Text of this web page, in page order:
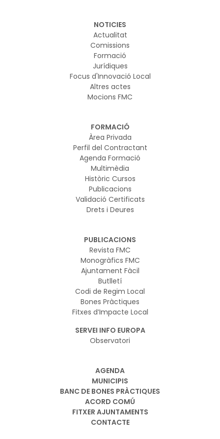
NOTICIES
Actualitat
Comissions
Formació
Jurídiques
Focus d'Innovació Local
Altres actes
Mocions FMC
FORMACIÓ
Àrea Privada
Perfil del Contractant
Agenda Formació
Multimèdia
Històric Cursos
Publicacions
Validació Certificats
Drets i Deures
PUBLICACIONS
Revista FMC
Monogràfics FMC
Ajuntament Fàcil
Butlletí
Codi de Regim Local
Bones Pràctiques
Fitxes d’Impacte Local
SERVEI INFO EUROPA
Observatori
AGENDA
MUNICIPIS
BANC DE BONES PRÀCTIQUES
ACORD COMÚ
FITXER AJUNTAMENTS
CONTACTE